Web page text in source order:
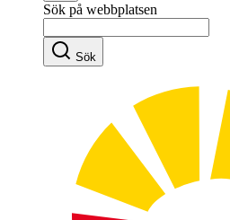
Sök på webbplatsen
Sök